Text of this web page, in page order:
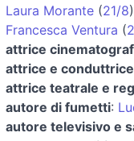
Laura Morante (21/8)
Francesca Ventura (
attrice
attrice e
attrice teatrale e
autore di fumetti:
autore televisivo e